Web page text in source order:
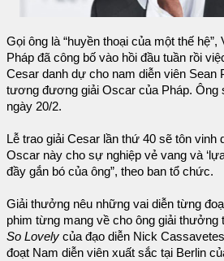
Gọi ông là “huyền thoại của một thế
Pháp đã công bố vào hồi đầu tuần rồi
Cesar danh dự cho nam diễn viên Sean
tương đương giải Oscar của Pháp. Ông
ngày 20/2.
Lễ trao giải Cesar lần thứ 40 sẽ tôn vinh
Oscar này cho sự nghiệp vẻ vang và
đầy gắn bó của ông”, theo ban tổ chức.
Giải thưởng nêu những vai diễn từng
phim từng mang về cho ông giải thưởng
So Lovely của đạo diễn Nick
đoạt Nam diễn viên xuất sắc tại Berlin